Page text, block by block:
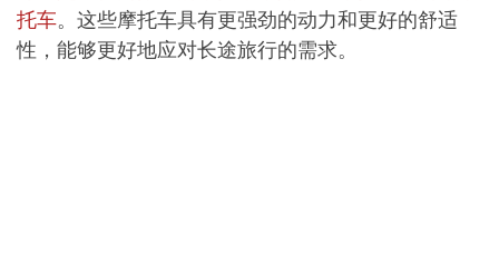
托车。这些摩托车具有更强劲的动力和更好的舒适
性，能够更好地应对长途旅行的需求。